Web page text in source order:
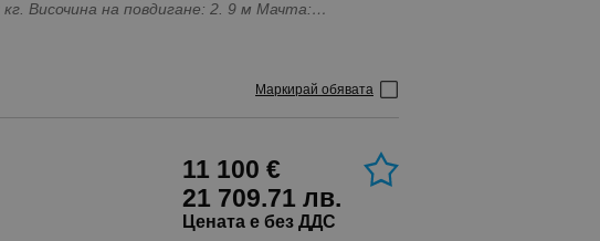
Маркирай обявата
11 100 €
21 709.71 лв.
Цената е без ДДС